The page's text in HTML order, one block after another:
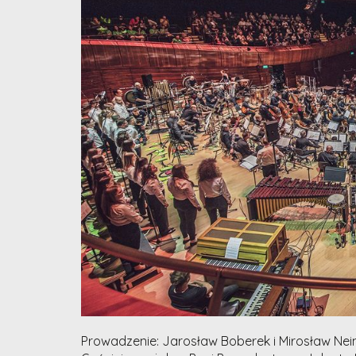
Prowadzenie: Jarosław Boberek i Mirosław